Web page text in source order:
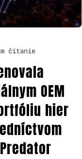
čítanie
OEM
hier